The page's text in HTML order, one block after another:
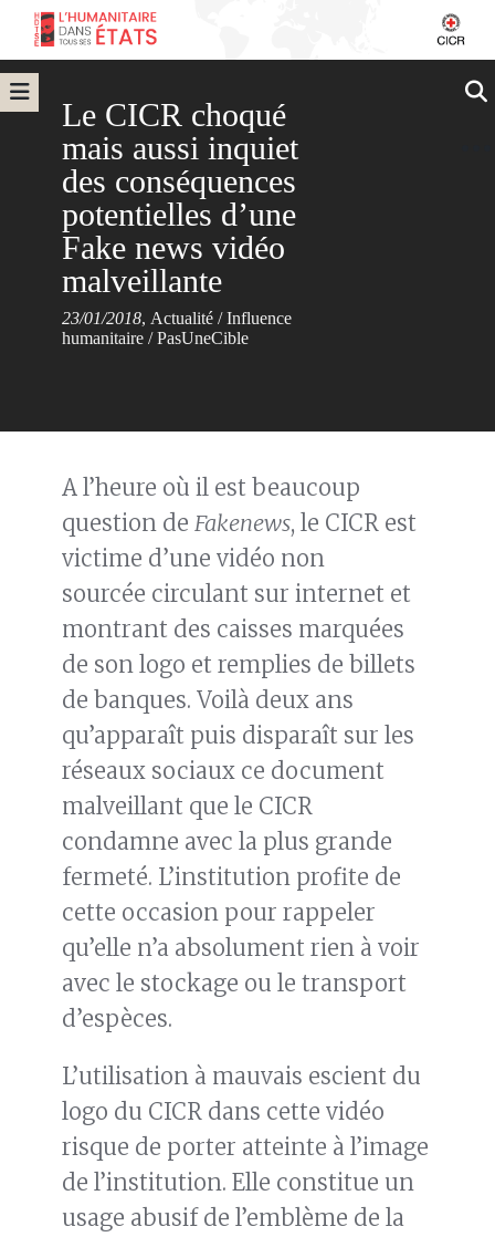
Le CICR choqué
mais aussi inquiet
des conséquences
potentielles d’une
Fake news vidéo
malveillante
23/01/2018, Actualité /Influence
humanitaire /PasUneCible
A l’heure où il est beaucoup
question de Fakenews, le CICR est
victime d’une vidéo non
sourcée circulant sur internet et
montrant des caisses marquées
de son logo et remplies de billets
de banques. Voilà deux ans
qu’apparaît puis disparaît sur les
réseaux sociaux ce document
malveillant que le CICR
condamne avec la plus grande
fermeté. L’institution profite de
cette occasion pour rappeler
qu’elle n’a absolument rien à voir
avec le stockage ou le transport
d’espèces.
L’utilisation à mauvais escient du
logo du CICR dans cette vidéo
risque de porter atteinte à l’image
de l’institution. Elle constitue un
usage abusif de l’emblème de la